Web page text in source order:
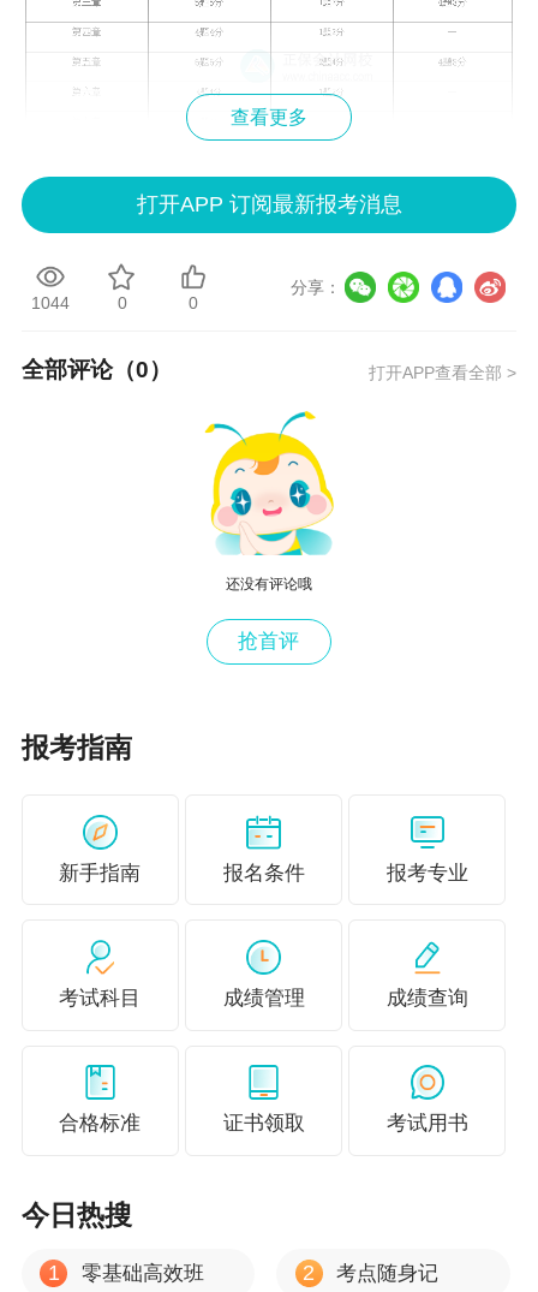
（点击上图查看高清图）
考后关注：
2023初中级经济师考后小调查 你考得怎么样？
备考回忆
2023初中级经济师考试成绩何时查询？预约提醒>
查看更多
打开APP 订阅最新报考消息
1044 0 0
分享：
全部评论（0） 打开APP查看全部 >
还没有评论哦
抢首评
报考指南
新手指南 报名条件 报考专业
考试科目 成绩管理 成绩查询
合格标准 证书领取 考试用书
今日热搜
1 零基础高效班 2 考点随身记